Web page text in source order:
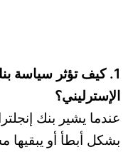
1. كيف تؤثر سياسة
الإسترليني؟
عندما يشير بنك
بشكل أبطأ أو يبقيها